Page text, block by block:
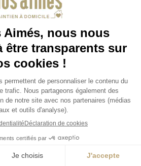
JOBS / EMPLOIS
: Paris Sud
14e, 15e) et 92 Sud
Clamart, Vanves,
un devis
la fiche agence